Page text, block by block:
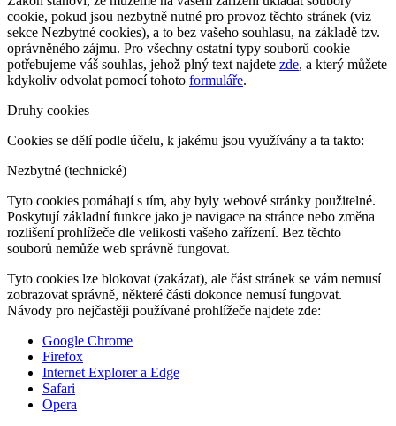
cookie, pokud jsou nezbytně nutné pro provoz těchto stránek (viz
sekce Nezbytné cookies), a to bez vašeho souhlasu, na základě tzv.
oprávněného zájmu. Pro všechny ostatní typy souborů cookie
potřebujeme váš souhlas, jehož plný text najdete zde, a který můžete
kdykoliv odvolat pomocí tohoto formuláře.
Druhy cookies
Cookies se dělí podle účelu, k jakému jsou využívány a ta takto:
Nezbytné (technické)
Tyto cookies pomáhají s tím, aby byly webové stránky použitelné.
Poskytují základní funkce jako je navigace na stránce nebo změna
rozlišení prohlížeče dle velikosti vašeho zařízení. Bez těchto
souborů nemůže web správně fungovat.
Tyto cookies lze blokovat (zakázat), ale část stránek se vám nemusí
zobrazovat správně, některé části dokonce nemusí fungovat.
Návody pro nejčastěji používané prohlížeče najdete zde:
Google Chrome
Firefox
Internet Explorer a Edge
Safari
Opera